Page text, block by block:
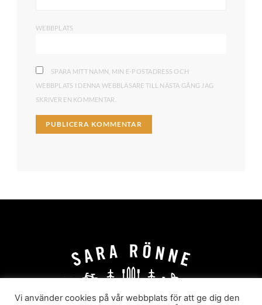
WEBBPLATS
SPARA MITT NAMN, MIN E-POSTADRESS OCH
WEBBPLATS I DENNA WEBBLÄSARE TILL NÄSTA GÅNG JAG
SKRIVER EN KOMMENTAR.
Vi använder cookies på vår webbplats för att ge dig den